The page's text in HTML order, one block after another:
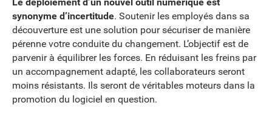
synonyme d’incertitude. Soutenir les employés dans sa
découverture est une solution pour sécuriser de manière
pérenne votre conduite du changement. L’objectif est de
parvenir à équilibrer les forces. En réduisant les freins par
un accompagnement adapté, les collaborateurs seront
moins résistants. Ils seront de véritables moteurs dans la
promotion du logiciel en question.